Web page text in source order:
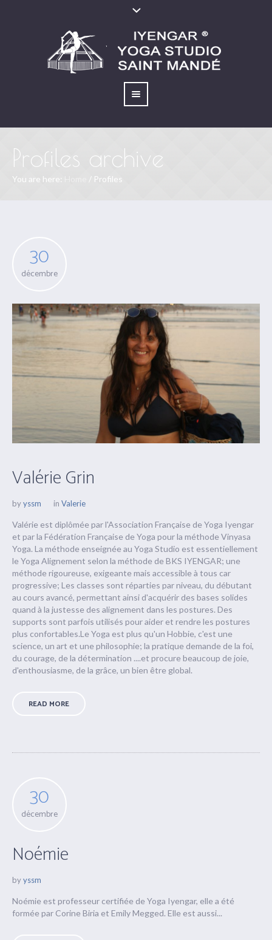
Profiles archive
You are here: / Profiles
30
décembre
Valérie Grin
byyssm in Valerie
Valérie est diplômée par l'Association Française de Yoga Iyengar
et par la Fédération Française de Yoga pour la méthode Vinyasa
Yoga. La méthode enseignée au Yoga Studio est essentiellement
le Yoga Alignement selon la méthode de BKS IYENGAR; une
méthode rigoureuse, exigeante mais accessible à tous car
progressive; Les classes sont réparties par niveau, du débutant
au cours avancé, permettant ainsi d'acquérir des bases solides
quand à la justesse des alignement dans les postures. Des
supports sont parfois utilisés pour aider et rendre les postures
plus confortables.Le Yoga est plus qu'un Hobbie, c'est une
science, un art et une philosophie; la pratique demande de la foi,
du courage, de la détermination ....et procure beaucoup de joie,
d'enthousiasme, de la grâce, un bien être global.
READ MORE
30
décembre
Noémie
byyssm
Noémie est professeur certifiée de Yoga Iyengar, elle a été
formée par Corine Biria et Emily Megged. Elle est aussi...